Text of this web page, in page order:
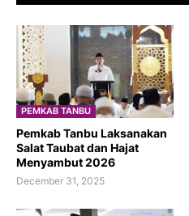
PEMKAB TANBU
Pemkab Tanbu Laksanakan
Salat Taubat dan Hajat
Menyambut 2026
December 31, 2025